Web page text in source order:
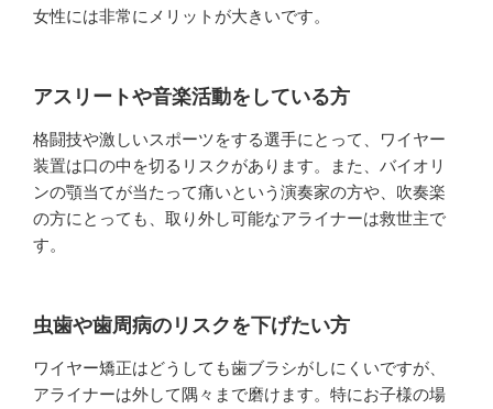
女性には非常にメリットが大きいです。
アスリートや音楽活動をしている方
格闘技や激しいスポーツをする選手にとって、ワイヤー
装置は口の中を切るリスクがあります。また、バイオリ
ンの顎当てが当たって痛いという演奏家の方や、吹奏楽
の方にとっても、取り外し可能なアライナーは救世主で
す。
虫歯や歯周病のリスクを下げたい方
ワイヤー矯正はどうしても歯ブラシがしにくいですが、
アライナーは外して隅々まで磨けます。特にお子様の場